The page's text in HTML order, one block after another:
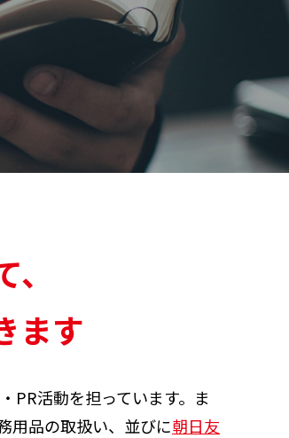
ます
PR活動を担っています。ま
用品の取扱い、並びに朝日友